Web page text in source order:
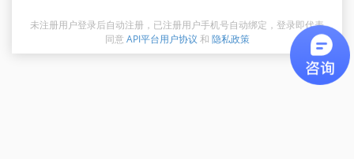
未注册用户登录后自动注册，已注册用户手机号自动绑定，登录即代表
同意 API平台用户协议 和 隐私政策